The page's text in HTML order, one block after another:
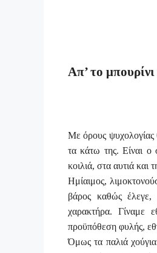
Απ’ το
Με όρους ψυχολογίας
τα κάτω της. Είναι
κοιλιά, στα αυτιά και
Ημίαιμος,
βάρος καθώς έλεγε,
χαρακτήρα. Γίναμε
προϋπόθεση φυλής,
Όμως τα παλιά χούγια